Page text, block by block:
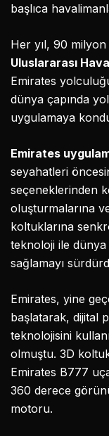
başlıca
Her yıl, 90
Uluslararası
Emirates
dünya çapında
uygulamaya
Emirates
seyahatleri
seçeneklerinden
oluşturmalarına
koltuklarına
teknoloji ile dünya
sağlamayı
Emirates, yine
başlatarak, dijital
teknolojisini
olmuştu. 3D
Emirates B777
360 derece
motoru.